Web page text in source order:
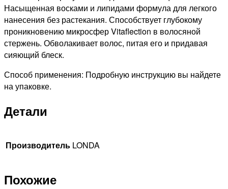
Насыщенная восками и липидами формула для легкого
нанесения без растекания. Способствует глубокому
проникновению микросфер Vitaflection в волосяной
стержень. Обволакивает волос, питая его и придавая
сияющий блеск.
Способ применения: Подробную инструкцию вы найдете
на упаковке.
Детали
Производитель LONDA
Похожие